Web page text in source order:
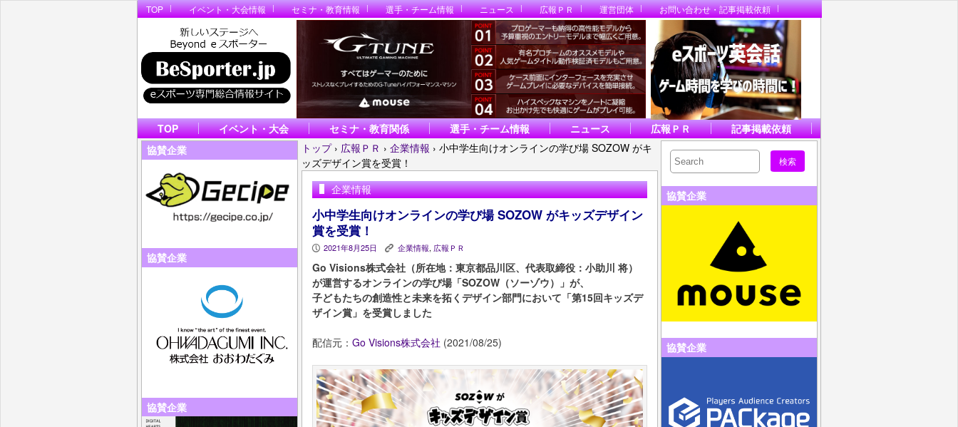
TOP イベント・大会情報 セミナ・教育情報 選手・チーム情報 ニュース 広報ＰＲ 運営団体 お問い合わせ・記事掲載依頼
TOP イベント・大会 セミナ・教育関係 選手・チーム情報 ニュース 広報ＰＲ
記事掲載依頼
協賛企業
協賛企業
協賛企業
トップ › 広報ＰＲ › 企業情報 › 小中学生向けオンラインの学び場 SOZOW がキ
ッズデザイン賞を受賞！
企業情報
小中学生向けオンラインの学び場 SOZOW がキッズデザイン
賞を受賞！
P 2021年8月25日 K 企業情報, 広報ＰＲ
Go Visions株式会社（所在地：東京都品川区、代表取締役：小助川 将）
が運営するオンラインの学び場「SOZOW（ソーゾウ）」が、
子どもたちの創造性と未来を拓くデザイン部門において「第15回キッズデ
ザイン賞」を受賞しました
配信元： Go Visions株式会社 (2021/08/25)
協賛企業
協賛企業